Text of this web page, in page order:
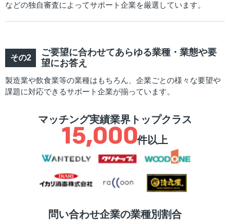
などの独自審査によってサポート企業を厳選しています。
ご要望に合わせてあらゆる業種・業態や要
望にお答え
製造業や飲食業等の業種はもちろん、企業ごとの様々な要望や
課題に対応できるサポート企業が揃っています。
マッチング実績業界トップクラス
件以上
問い合わせ企業の業種別割合